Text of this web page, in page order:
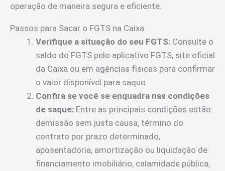
operação de maneira segura e eficiente.
Passos para Sacar o FGTS na Caixa
Verifique a situação do seu FGTS: Consulte o
saldo do FGTS pelo aplicativo FGTS, site oficial
da Caixa ou em agências físicas para confirmar
o valor disponível para saque.
Confira se você se enquadra nas condições
de saque: Entre as principais condições estão:
demissão sem justa causa, término do
contrato por prazo determinado,
aposentadoria, amortização ou liquidação de
financiamento imobiliário, calamidade pública,